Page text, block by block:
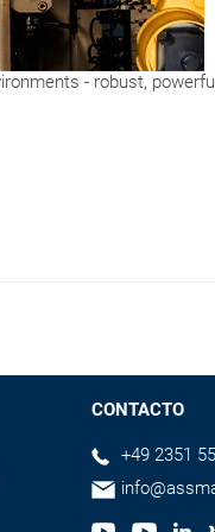
- robust,
CONTACTO
+49 2351